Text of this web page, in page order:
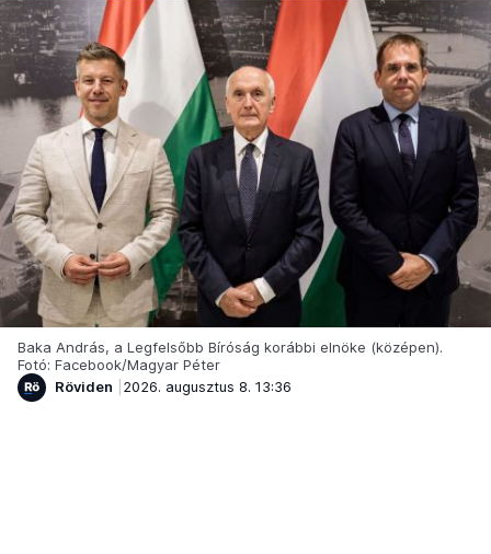
Baka András, a Legfelsőbb Bíróság korábbi elnöke (középen).
Fotó: Facebook/Magyar Péter
Röviden
2026. augusztus 8. 13:36